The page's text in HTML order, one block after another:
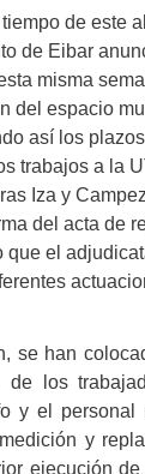
de este
de Eibar
misma
del espacio
así los
trabajos a la
Iza y
del acta de
que el
se han
de los
y el personal
y
ejecución